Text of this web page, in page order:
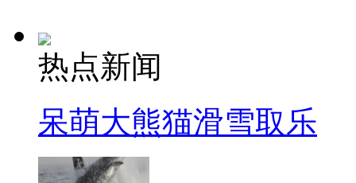
热点新闻
呆萌大熊猫滑雪取乐